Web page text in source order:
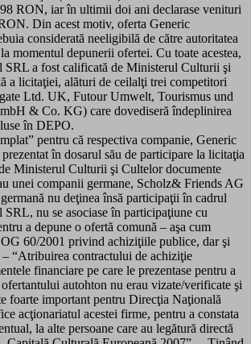
RON, iar în ultimii doi ani declarase venituri
Din acest motiv, oferta Generic
considerată neeligibilă de către autoritatea
momentul depunerii ofertei. Cu toate acestea,
SRL a fost calificată de Ministerul Culturii şi
a licitaţiei, alături de ceilalţi trei competitori
Ltd. UK, Futour Umwelt, Tourismus und
& Co. KG) care dovediseră îndeplinirea
în DEPO.
pentru că respectiva companie, Generic
în dosarul său de participare la licitaţia
Ministerul Culturii şi Cultelor documente
unei companii germane, Scholz& Friends AG
nu deţinea însă participaţii în cadrul
nu se asociase în participaţiune cu
a depune o ofertă comună – aşa cum
60/2001 privind achiziţiile publice, dar şi
“Atribuirea contractului de achiziţie
financiare pe care le prezentase pentru a
autohton nu erau vizate/verificate şi
foarte important pentru Direcţia Naţională
acţionariatul acestei firme, pentru a constata
la alte persoane care au legătură directă